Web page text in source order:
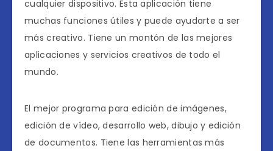
cualquier dispositivo. Esta aplicación tiene
muchas funciones útiles y puede ayudarte a ser
más creativo. Tiene un montón de las mejores
aplicaciones y servicios creativos de todo el
mundo.
El mejor programa para edición de imágenes,
edición de vídeo, desarrollo web, dibujo y edición
de documentos. Tiene las herramientas más